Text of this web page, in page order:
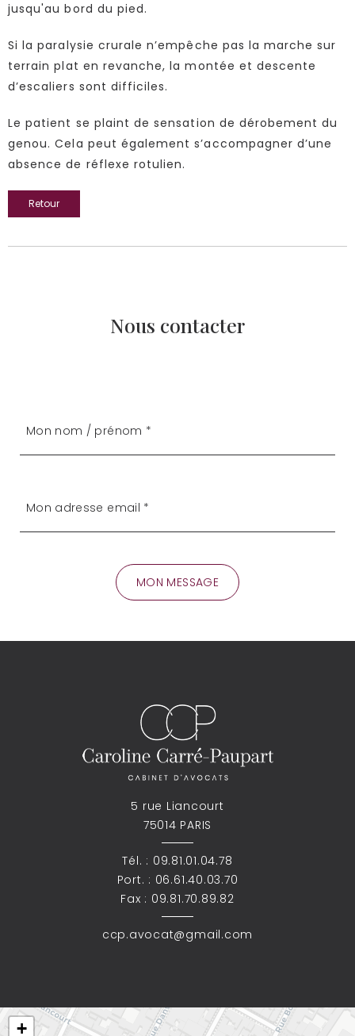
jusqu'au bord du pied.
Si la paralysie crurale n’empêche pas la marche sur
terrain plat en revanche, la montée et descente
d’escaliers sont difficiles.
Le patient se plaint de sensation de dérobement du
genou. Cela peut également s’accompagner d’une
absence de réflexe rotulien.
Retour
Nous contacter
5 rue Liancourt
75014 PARIS
Tél. : 09.81.01.04.78
Port. : 06.61.40.03.70
Fax : 09.81.70.89.82
ccp.avocat@gmail.com
+